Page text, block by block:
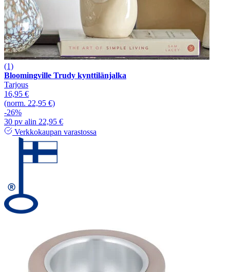
(1)
Bloomingville Trudy kynttilänjalka
Tarjous
16,95 €
(norm. 22,95 €)
-26%
30 pv alin 22,95 €
Verkkokaupan varastossa